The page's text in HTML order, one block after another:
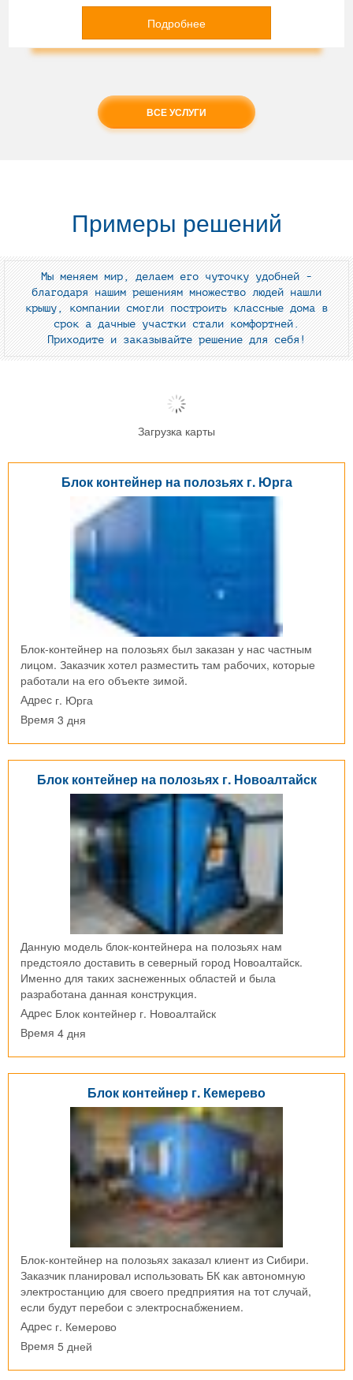
Подробнее
ВСЕ УСЛУГИ
Примеры решений
Мы меняем мир, делаем его чуточку удобней -
благодаря нашим решениям множество людей нашли
крышу, компании смогли построить классные дома в
срок а дачные участки стали комфортней.
Приходите и заказывайте решение для себя!
Загрузка карты
Блок контейнер на полозьях г. Юрга
Блок-контейнер на полозьях был заказан у нас частным
лицом. Заказчик хотел разместить там рабочих, которые
работали на его объекте зимой.
Адрес г. Юрга
Время 3 дня
Блок контейнер на полозьях г. Новоалтайск
Данную модель блок-контейнера на полозьях нам
предстояло доставить в северный город Новоалтайск.
Именно для таких заснеженных областей и была
разработана данная конструкция.
Адрес Блок контейнер г. Новоалтайск
Время 4 дня
Блок контейнер г. Кемерево
Блок-контейнер на полозьях заказал клиент из Сибири.
Заказчик планировал использовать БК как автономную
электростанцию для своего предприятия на тот случай,
если будут перебои с электроснабжением.
Адрес г. Кемерово
Время 5 дней